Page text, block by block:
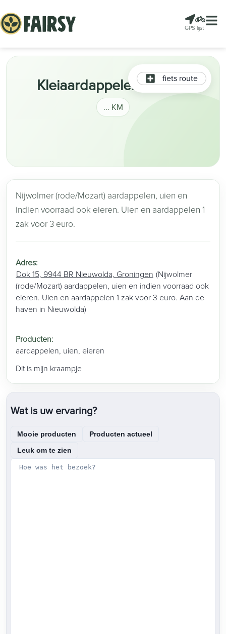
GPS lijst
Kleiaardappelen en uien
... KM
fiets route
Nijwolmer (rode/Mozart) aardappelen, uien en
indien voorraad ook eieren. Uien en aardappelen 1
zak voor 3 euro.
Adres:
Dok 15, 9944 BR Nieuwolda, Groningen (Nijwolmer
(rode/Mozart) aardappelen, uien en indien voorraad ook
eieren. Uien en aardappelen 1 zak voor 3 euro. Aan de
haven in Nieuwolda)
Producten:
aardappelen, uien, eieren
Dit is mijn kraampje
Wat is uw ervaring?
Mooie producten
Producten actueel
Leuk om te zien